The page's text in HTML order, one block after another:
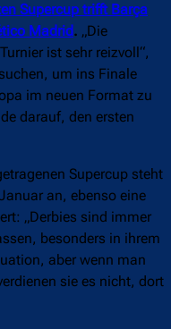
Supercup trifft Barça
Madrid. „Die
ist sehr reizvoll“,
um ins Finale
im neuen Format zu
darauf, den ersten
Supercup steht
an, ebenso eine
„Derbies sind immer
besonders in ihrem
aber wenn man
sie es nicht, dort